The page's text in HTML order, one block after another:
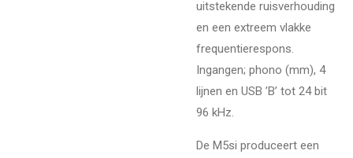
uitstekende ruisverhouding
en een extreem vlakke
frequentierespons.
Ingangen; phono (mm), 4
lijnen en USB ’B’ tot 24 bit
96 kHz.
De M5si produceert een